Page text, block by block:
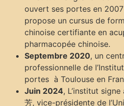
ouvert ses portes en
propose un cursus de
chinoise certifiante en
pharmacopée chinoise.
Septembre 2020, un
professionnelle de
portes à Toulouse en
Juin 2024, L’institut
芳, vice-présidente de